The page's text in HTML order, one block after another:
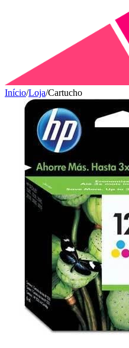
Início/Loja/Cartucho